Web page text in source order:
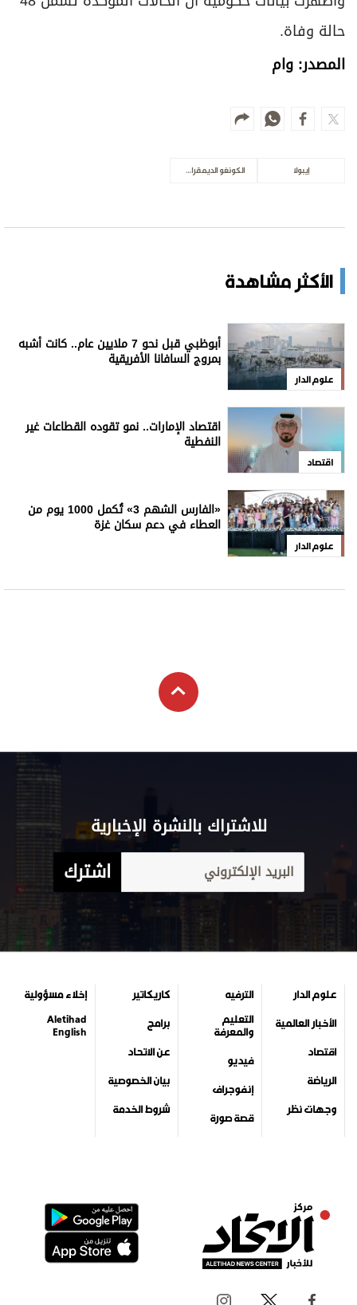
⁠حالة وفاة.
المصدر: وام
إيبولا الكونغو الديمقراطية
الأكثر مشاهدة
علوم الدار
أبوظبي قبل نحو 7 ملايين عام.. كانت أشبه
بمروج السافانا الأفريقية
اقتصاد
اقتصاد الإمارات.. نمو تقوده القطاعات غير
النفطية
علوم الدار
«الفارس الشهم 3» تُكمل 1000 يوم من
العطاء في دعم سكان غزة
للاشتراك بالنشرة الإخبارية
اشترك
علوم الدار
الأخبار العالمية
اقتصاد
الرياضة
وجهات نظر
الترفيه
التعليم
والمعرفة
فيديو
إنفوجراف
قصة صورة
كاريكاتير
برامج
عن الاتحاد
بيان الخصوصية
شروط الخدمة
إخلاء مسؤولية
Aletihad
English